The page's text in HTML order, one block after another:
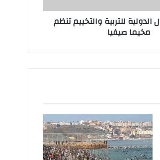
الدولية للتربية والتخييم تنظم
مخيما صيفيا